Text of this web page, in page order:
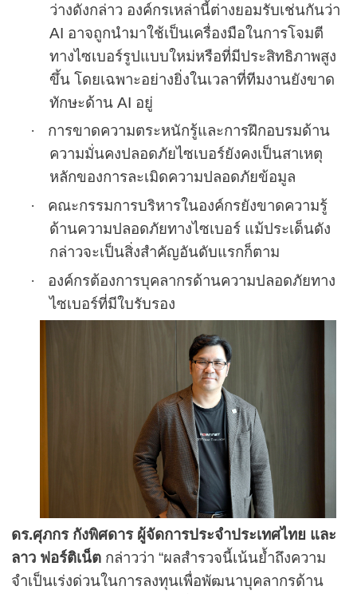
ว่างดังกล่าว องค์กรเหล่านี้ต่างยอมรับเช่นกันว่า
AI อาจถูกนำมาใช้เป็นเครื่องมือในการโจมตี
ทางไซเบอร์รูปแบบใหม่หรือที่มีประสิทธิภาพสูง
ขึ้นโดยเฉพาะอย่างยิ่งในเวลาที่ทีมงานยังขาด
ทักษะด้านAI อยู่
·
การขาดความตระหนักรู้และการฝึกอบรมด้าน
ความมั่นคงปลอดภัยไซเบอร์ยังคงเป็นสาเหตุ
หลักของการละเมิดความปลอดภัยข้อมูล
·
คณะกรรมการบริหารในองค์กรยังขาดความรู้
ด้านความปลอดภัยทางไซเบอร์ แม้ประเด็นดัง
กล่าวจะเป็นสิ่งสำคัญอันดับแรกก็ตาม
·
องค์กรต้องการบุคลากรด้านความปลอดภัยทาง
ไซเบอร์ที่มีใบรับรอง
ดร.ศุภกร กังพิศดาร ผู้จัดการประจำประเทศไทย และ
ลาว ฟอร์ติเน็ต กล่าวว่า “ผลสำรวจนี้เน้นย้ำถึงความ
จำเป็นเร่งด่วนในการลงทุนเพื่อพัฒนาบุคลากรด้าน